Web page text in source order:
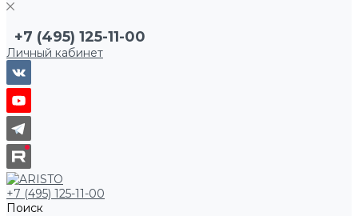
+7 (495) 125-11-00
Личный кабинет
+7 (495) 125-11-00
Поиск